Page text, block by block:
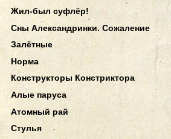
Жил-был суфлёр!
Сны Александринки. Сожаление
Залётные
Норма
Конструкторы Констриктора
Алые паруса
Атомный рай
Стулья